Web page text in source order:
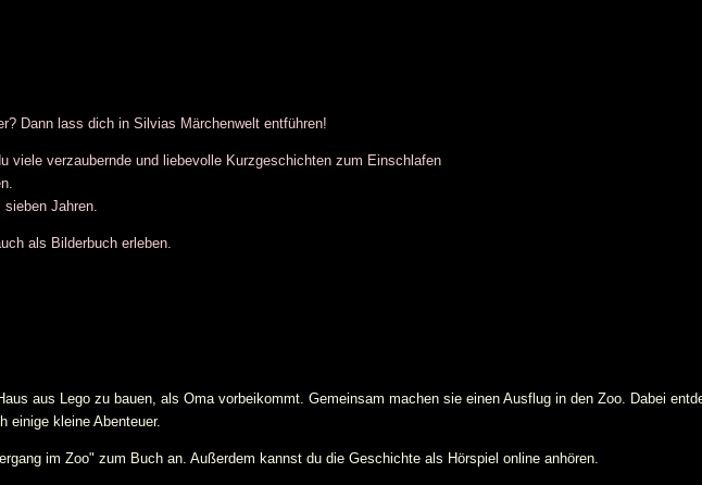
Dann lass dich in Silvias Märchenwelt entführen!
viele verzaubernde und liebevolle Kurzgeschichten zum Einschlafen
sieben Jahren.
als Bilderbuch erleben.
aus Lego zu bauen, als Oma vorbeikommt. Gemeinsam machen sie einen Ausflug in den Zoo. Dabei
einige kleine Abenteuer.
im Zoo" zum Buch an. Außerdem kannst du die Geschichte als Hörspiel online anhören.